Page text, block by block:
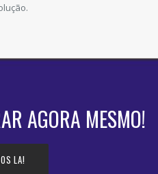
AGORA MESMO!
LA!